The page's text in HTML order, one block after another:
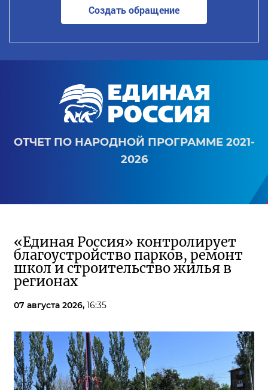
Создать обращение
ОТЧЕТ ПО НАРОДНОЙ ПРОГРАММЕ 2021-
2026
«Единая Россия» контролирует
благоустройство парков, ремонт
школ и строительство жилья в
регионах
07 августа 2026, 16:35